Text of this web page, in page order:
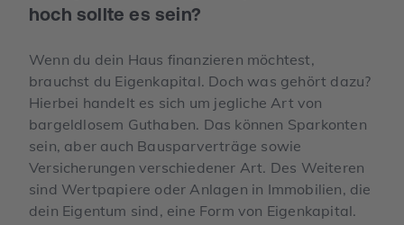
hoch sollte es sein?
Wenn du dein Haus finanzieren möchtest,
brauchst du Eigenkapital. Doch was gehört dazu?
Hierbei handelt es sich um jegliche Art von
bargeldlosem Guthaben. Das können Sparkonten
sein, aber auch Bausparverträge sowie
Versicherungen verschiedener Art. Des Weiteren
sind Wertpapiere oder Anlagen in Immobilien, die
dein Eigentum sind, eine Form von Eigenkapital.